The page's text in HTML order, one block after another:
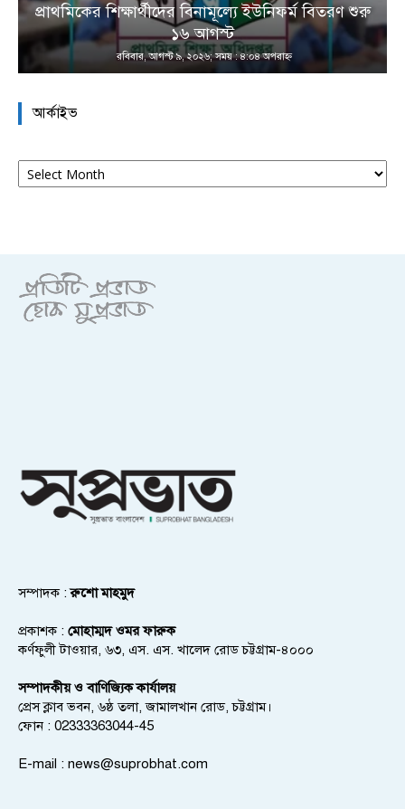
প্রাথমিকের শিক্ষার্থীদের বিনামূল্যে ইউনিফর্ম বিতরণ শুরু
১৬ আগস্ট
রবিবার, আগস্ট ৯, ২০২৬; সময় : ৪:০৪ অপরাহ্ণ
আর্কাইভ
আর্কাইভ
সম্পাদক :রুশো মাহমুদ
প্রকাশক : মোহাম্মদ ওমর ফারুক
কর্ণফুলী টাওয়ার, ৬৩, এস. এস. খালেদ রোড চট্টগ্রাম-৪০০০
সম্পাদকীয় ও বাণিজ্যিক কার্যালয়
প্রেস ক্লাব ভবন, ৬ষ্ঠ তলা, জামালখান রোড, চট্টগ্রাম।
ফোন : 02333363044-45
E-mail : news@suprobhat.com